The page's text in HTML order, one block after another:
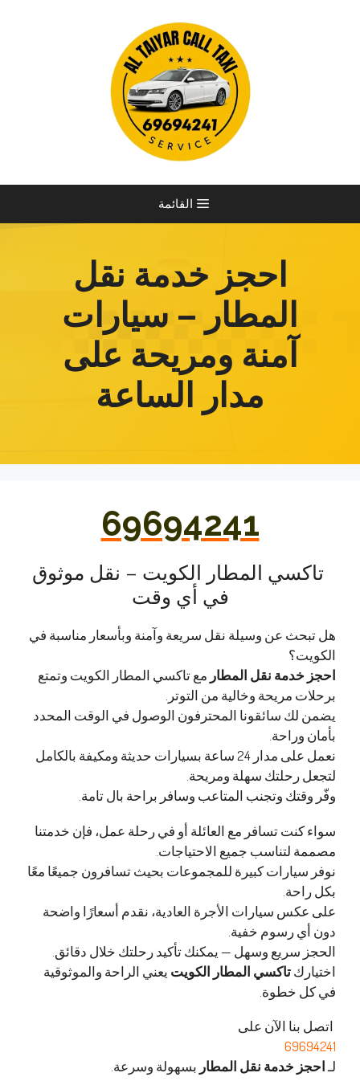
القائمة
احجز خدمة نقل
المطار – سيارات
آمنة ومريحة على
مدار الساعة
69694241
تاكسي المطار الكويت – نقل موثوق
في أي وقت
هل تبحث عن وسيلة نقل سريعة وآمنة وبأسعار مناسبة في
الكويت؟
احجز خدمة نقل المطار مع تاكسي المطار الكويت وتمتع
برحلات مريحة وخالية من التوتر.
يضمن لك سائقونا المحترفون الوصول في الوقت المحدد
بأمان وراحة.
نعمل على مدار 24 ساعة بسيارات حديثة ومكيفة بالكامل
لتجعل رحلتك سهلة ومريحة.
وفّر وقتك وتجنب المتاعب وسافر براحة بال تامة.
سواء كنت تسافر مع العائلة أو في رحلة عمل، فإن خدمتنا
مصممة لتناسب جميع الاحتياجات.
نوفر سيارات كبيرة للمجموعات بحيث تسافرون جميعًا معًا
بكل راحة.
على عكس سيارات الأجرة العادية، نقدم أسعارًا واضحة
دون أي رسوم خفية.
الحجز سريع وسهل — يمكنك تأكيد رحلتك خلال دقائق.
اختياركتاكسي المطار الكويت يعني الراحة والموثوقية
في كل خطوة.
اتصل بنا الآن على
69694241
لـاحجز خدمة نقل المطار بسهولة وسرعة.